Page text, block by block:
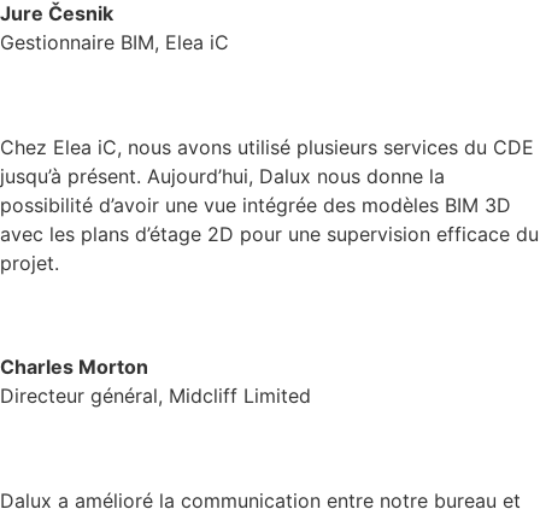
Jure Česnik
Gestionnaire BIM, Elea iC
Chez Elea iC, nous avons utilisé plusieurs services du CDE
jusqu’à présent. Aujourd’hui, Dalux nous donne la
possibilité d’avoir une vue intégrée des modèles BIM 3D
avec les plans d’étage 2D pour une supervision efficace du
projet.
Charles Morton
Directeur général, Midcliff Limited
Dalux a amélioré la communication entre notre bureau et